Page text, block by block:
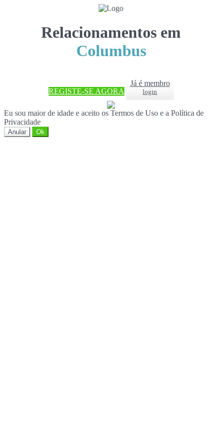
Relacionamentos em
Columbus
REGISTE-SE AGORA
Já é membro
login
Eu sou maior de idade e aceito os Termos de Uso e a Política de
Privacidade
Anular Ok